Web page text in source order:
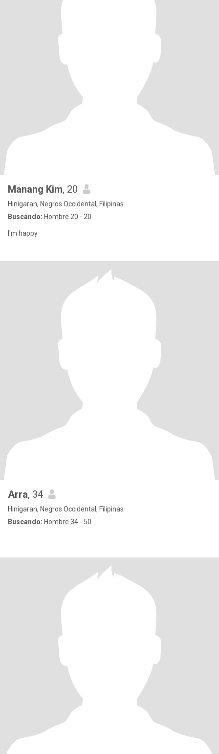
Manang Kim, 20
Hinigaran, Negros Occidental, Filipinas
Buscando: Hombre 20 - 20
I'm happy
Arra, 34
Hinigaran, Negros Occidental, Filipinas
Buscando: Hombre 34 - 50